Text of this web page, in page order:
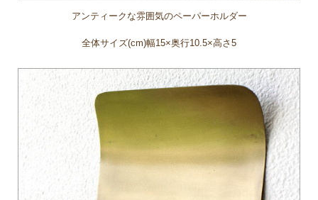
アンティークな雰囲気のペーパーホルダー
全体サイズ(cm)幅15×奥行10.5×高さ5